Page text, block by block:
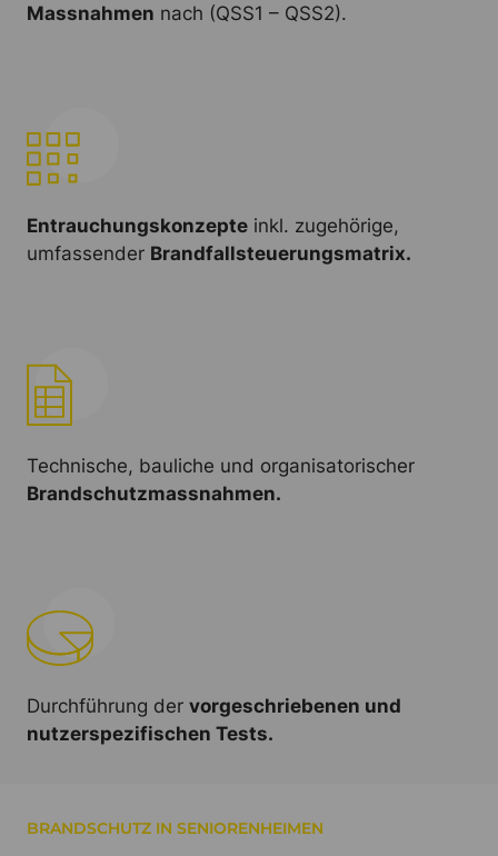
Massnahmen nach (QSS1 – QSS2).
Entrauchungskonzepte inkl. zugehörige,
umfassender Brandfallsteuerungsmatrix.
Technische, bauliche und organisatorischer
Brandschutzmassnahmen.
Durchführung der vorgeschriebenen und
nutzerspezifischen Tests.
BRANDSCHUTZ IN SENIORENHEIMEN